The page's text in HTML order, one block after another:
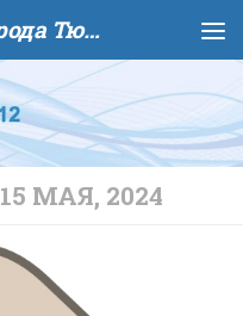
МАОУ гимназия №12 города Тюмени
15 МАЯ, 2024